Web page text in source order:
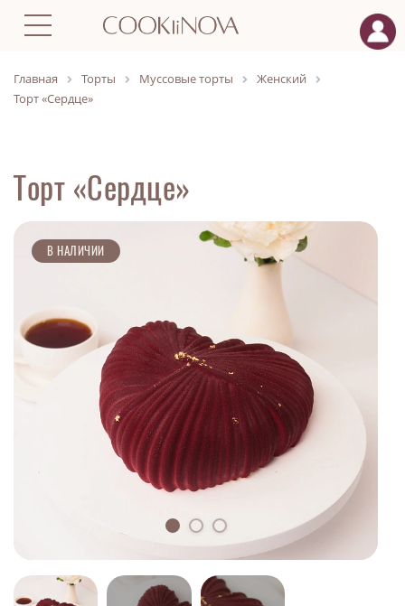
Главная Торты Муссовые торты
Женский
Торт «Сердце»
Торт «Сердце»
В НАЛИЧИИ